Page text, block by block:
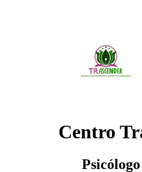
Centro